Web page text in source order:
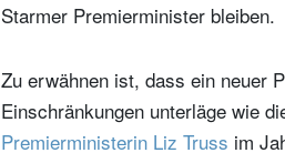
Starmer Premierminister bleiben.
Zu erwähnen ist, dass ein neuer
Einschränkungen unterläge wie
Premierministerin Liz Truss im